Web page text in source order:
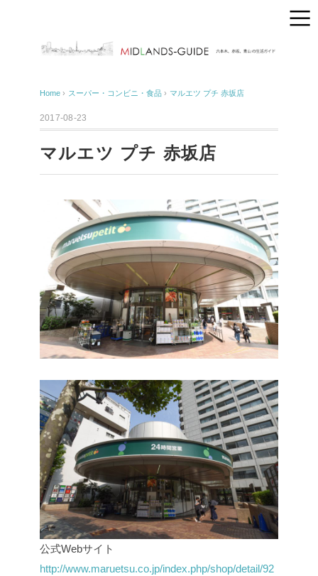
Home › スーパー・コンビニ・食品 › マルエツ プチ 赤坂店
2017-08-23
マルエツ プチ 赤坂店
公式Webサイト
http://www.maruetsu.co.jp/index.php/shop/detail/92